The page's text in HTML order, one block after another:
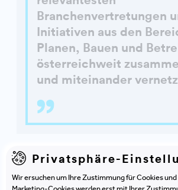
Branchenvertretungen
Initiativen aus den
Planen, Bauen und
österreichweit
und miteinander
Aufbau auf
Netzwerk und agilen
Privatsphäre-
Wir ersuchen um Ihre Zustimmung für Cookies